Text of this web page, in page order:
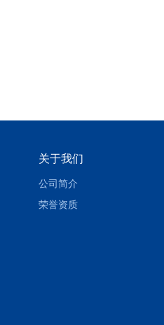
关于我们
公司简介
荣誉资质